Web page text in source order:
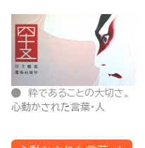
粋であることの大切さ。
心動かされた言葉・人